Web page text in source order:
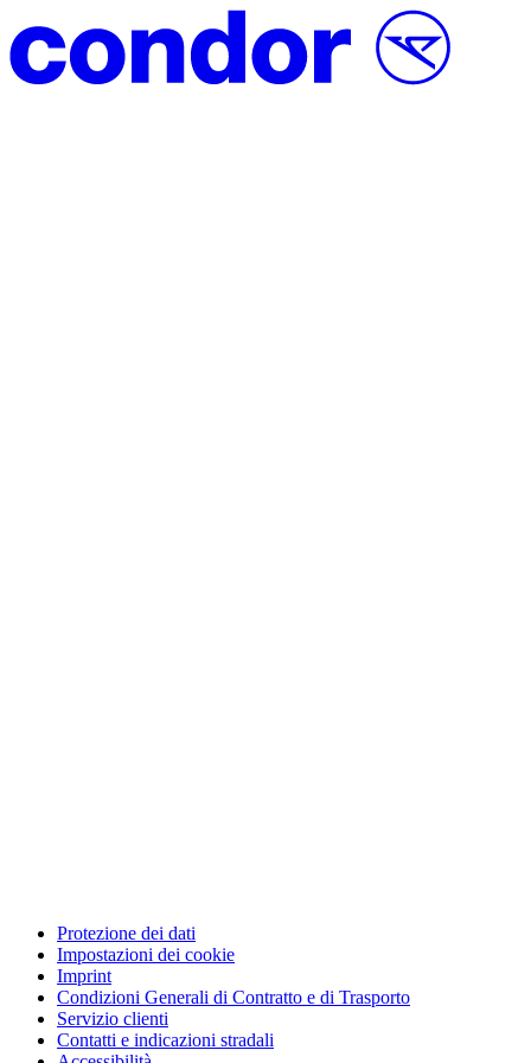
Protezione dei dati
Impostazioni dei cookie
Imprint
Condizioni Generali di Contratto e di Trasporto
Servizio clienti
Contatti e indicazioni stradali